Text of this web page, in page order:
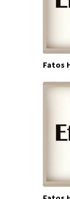
Fatos